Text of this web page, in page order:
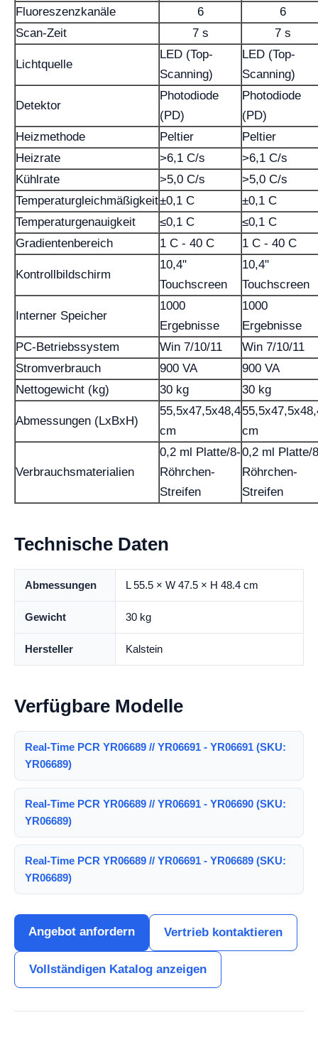
Fluoreszenzkanäle
6
6
Scan-Zeit
7 s 7 s
Lichtquelle
LED (Top-
Scanning)
LED (Top-
Scanning)
Detektor
Photodiode
(PD)
Photodiode
(PD)
Heizmethode
Peltier
Peltier
Heizrate
>6,1 C/s
>6,1 C/s
Kühlrate
>5,0 C/s
>5,0 C/s
Temperaturgleichmäßigkeit±0,1 C
±0,1 C
Temperaturgenauigkeit
≤0,1 C
≤0,1 C
Gradientenbereich
1 C - 40 C 1 C - 40 C
Kontrollbildschirm
10,4"
Touchscreen
10,4"
Touchscreen
Interner Speicher
1000
Ergebnisse
1000
Ergebnisse
PC-Betriebssystem
Win 7/10/11
Win 7/10/11
Stromverbrauch
900 VA
900 VA
Nettogewicht (kg)
30 kg 30 kg
Abmessungen (LxBxH)
55,5x47,5x48,4
cm
cm
Verbrauchsmaterialien
0,2 ml Platte/8-
Röhrchen-
Streifen
0,2 ml Platte/
Röhrchen-
Streifen
Technische Daten
Abmessungen L 55.5 × W 47.5 × H 48.4 cm
Gewicht 30 kg
Hersteller Kalstein
Verfügbare Modelle
Real-Time PCR YR06689 // YR06691 - YR06691 (SKU:
YR06689)
Real-Time PCR YR06689 // YR06691 - YR06690 (SKU:
YR06689)
Real-Time PCR YR06689 // YR06691 - YR06689 (SKU:
YR06689)
Angebot anfordern Vertrieb kontaktieren
Vollständigen Katalog anzeigen